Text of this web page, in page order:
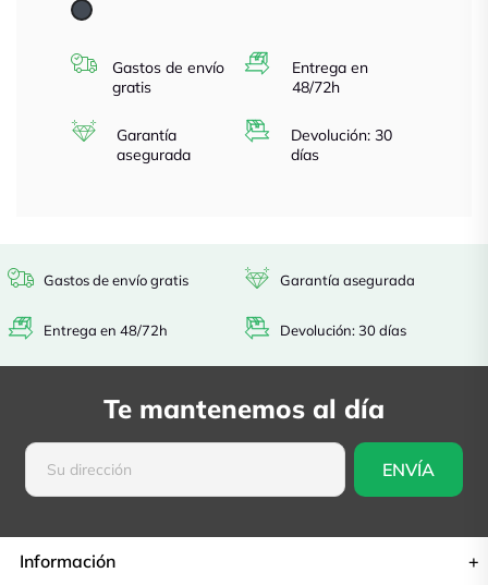
Negro
Gastos de envío
gratis
Entrega en
48/72h
Garantía
asegurada
Devolución: 30
días
Gastos de envío gratis
Entrega en 48/72h
Garantía asegurada
Devolución: 30 días
Te mantenemos al día
Información